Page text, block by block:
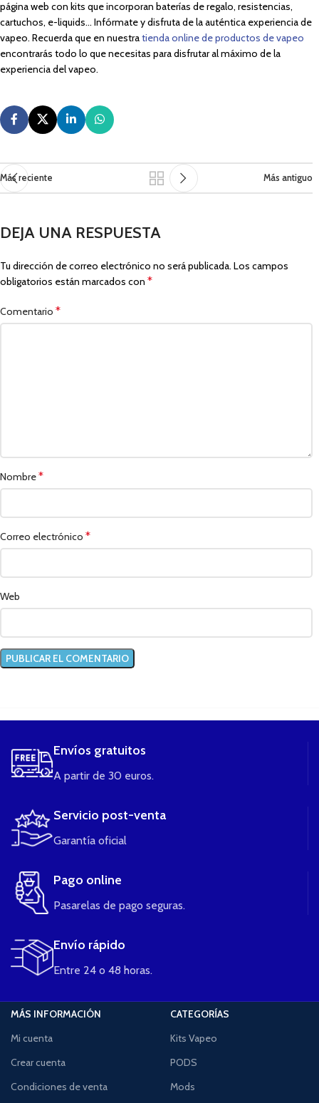
página web con kits que incorporan baterías de regalo, resistencias,
cartuchos, e-liquids… Infórmate y disfruta de la auténtica experiencia de
vapeo. Recuerda que en nuestratienda online de productos de vapeo
encontrarás todo lo que necesitas para disfrutar al máximo de la
experiencia del vapeo.
Más reciente Más antiguo
DEJA UNA RESPUESTA
Tu dirección de correo electrónico no será publicada. Los campos
obligatorios están marcados con *
Comentario *
Nombre*
Correo electrónico *
Web
Envíos gratuitos
A partir de 30 euros.
Servicio post-venta
Garantía oficial
Pago online
Pasarelas de pago seguras.
Envío rápido
Entre 24 o 48 horas.
MÁS INFORMACIÓN
Mi cuenta
Crear cuenta
Condiciones de venta
CATEGORÍAS
Kits Vapeo
PODS
Mods